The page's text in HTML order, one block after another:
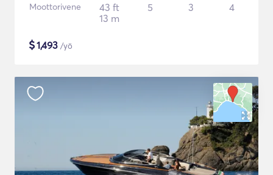
Moottorivene
43 ft
13 m
5 3 4
$1,493 /yö